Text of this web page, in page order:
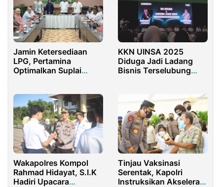
Jamin Ketersediaan
LPG, Pertamina
Optimalkan Suplai
KKN UINSA 2025
Diduga Jadi Ladang
Bisnis Terselubung
Wakapolres Kompol
Rahmad Hidayat, S.I.K
Hadiri Upacara
Tinjau Vaksinasi
Serentak, Kapolri
Instruksikan Akselerasi